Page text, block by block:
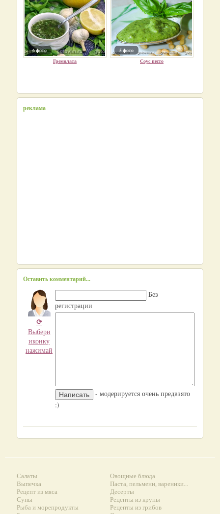
6 фото
Гремолата
5 фото
Соус песто
реклама
Оставить комментарий...
⟳
Выбери
иконку
нажимай
Без
регистрации
- модерируется очень предвзято
:)
Салаты
Выпечка
Рецепт из мяса
Супы
Рыба и морепродукты
Овощные блюда
Паста, пельмени, вареники...
Десерты
Рецепты из крупы
Рецепты из грибов